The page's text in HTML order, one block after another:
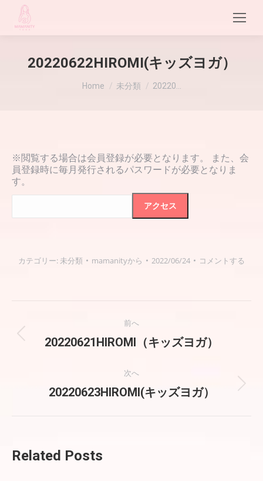
20220622HIROMI(キッズヨガ）
Home 未分類 20220…
※閲覧する場合は会員登録が必要となります。 また、会
員登録時に毎月発行されるパスワードが必要となりま
す。
カテゴリー: 未分類 mamanityから 2022/06/24 コメントする
稿
シ
前へ
前
の
稿:
20220621HIROMI（キッズヨガ）
次へ
次
の
20220623HIROMI(キッズヨガ）
Related Posts